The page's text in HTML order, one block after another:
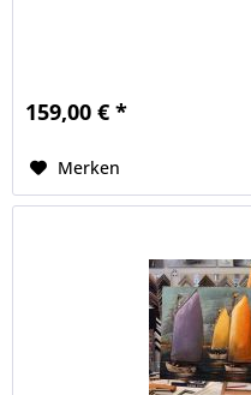
159,00 € *
Merken